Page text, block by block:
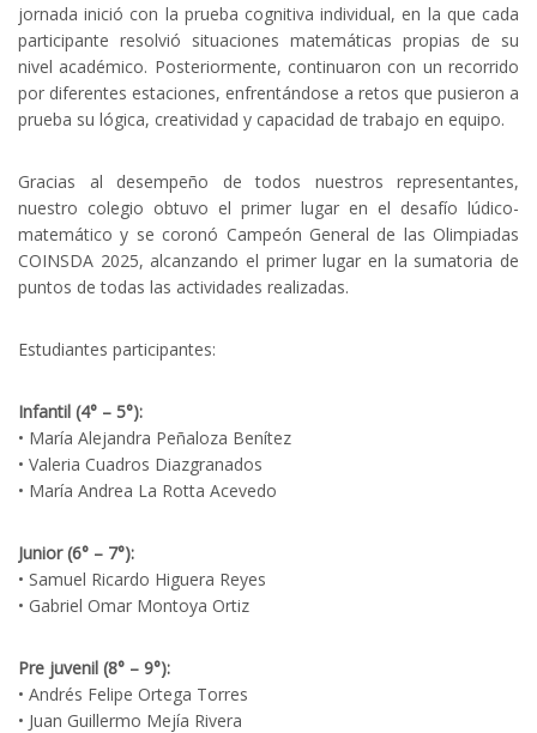
jornada inició con la prueba cognitiva individual, en la que cada
participante resolvió situaciones matemáticas propias de su
nivel académico. Posteriormente, continuaron con un recorrido
por diferentes estaciones, enfrentándose a retos que pusieron a
prueba su lógica, creatividad y capacidad de trabajo en equipo.
Gracias al desempeño de todos nuestros representantes,
nuestro colegio obtuvo el primer lugar en el desafío lúdico-
matemático y se coronó Campeón General de las Olimpiadas
COINSDA 2025, alcanzando el primer lugar en la sumatoria de
puntos de todas las actividades realizadas.
Estudiantes participantes:
Infantil (4° – 5°):
• María Alejandra Peñaloza Benítez
• Valeria Cuadros Diazgranados
• María Andrea La Rotta Acevedo
Junior (6° – 7°):
• Samuel Ricardo Higuera Reyes
• Gabriel Omar Montoya Ortiz
Pre juvenil (8° – 9°):
• Andrés Felipe Ortega Torres
• Juan Guillermo Mejía Rivera